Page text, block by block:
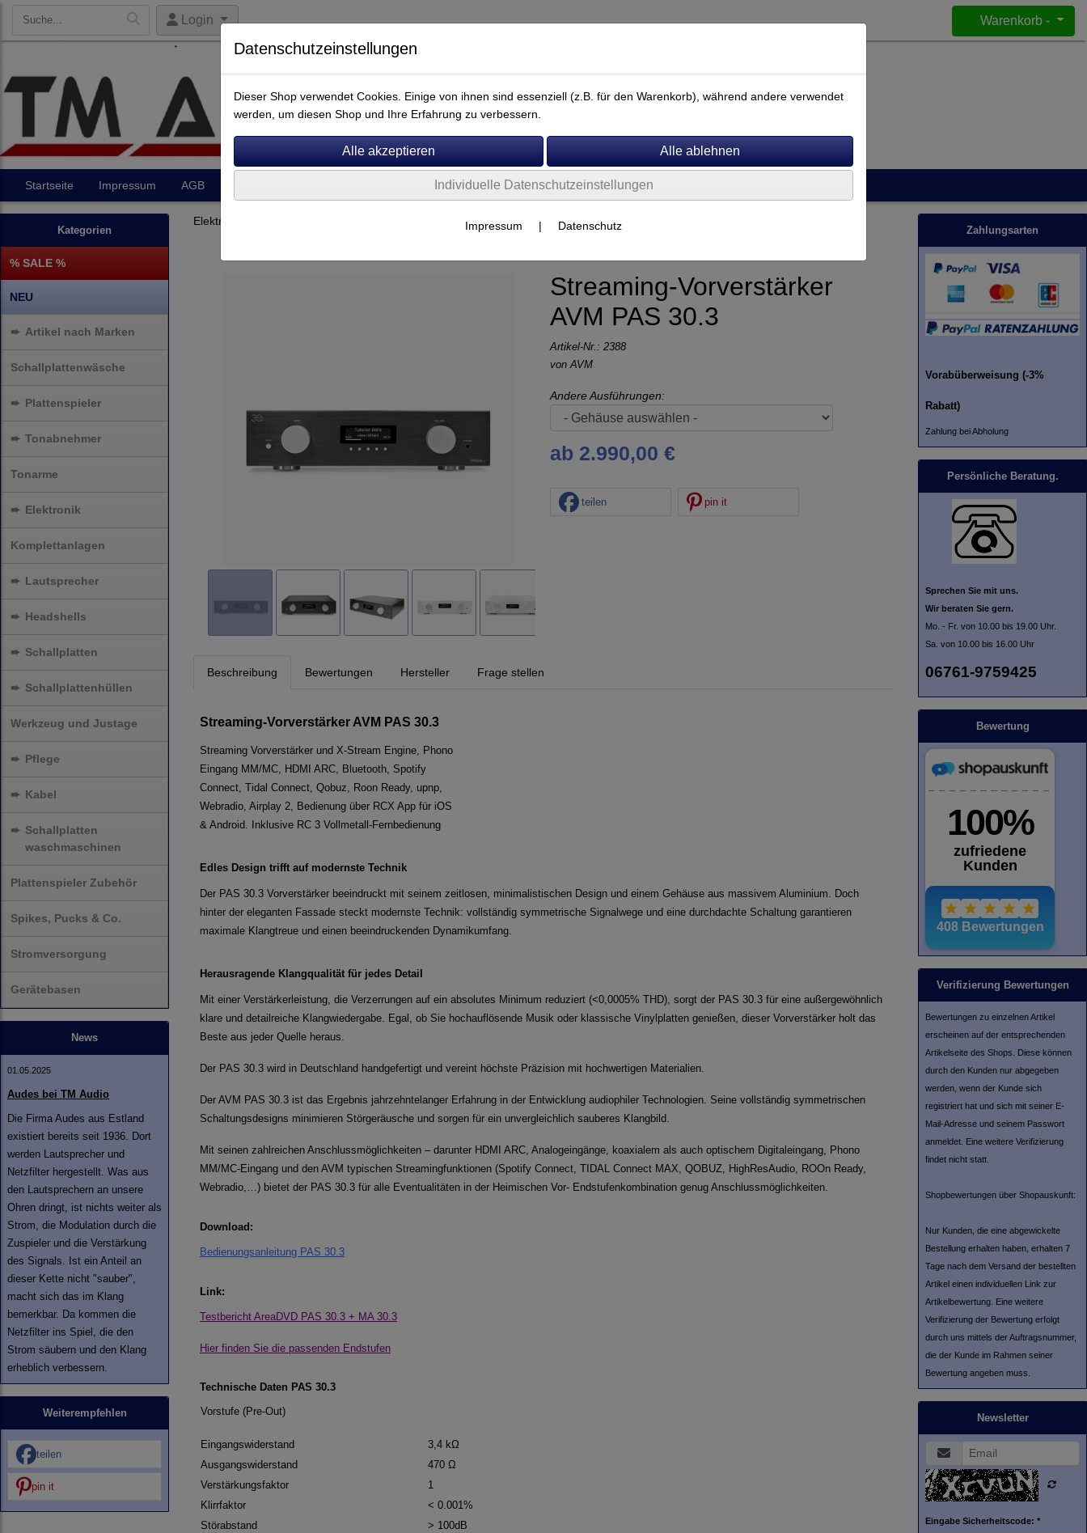
Login Warenkorb -
Startseite Impressum AGB
Kategorien
% SALE %
NEU
➨ Artikel nach Marken
Schallplattenwäsche
➨ Plattenspieler
➨ Tonabnehmer
Tonarme
➨ Elektronik
Komplettanlagen
➨ Lautsprecher
➨ Headshells
➨ Schallplatten
➨ Schallplattenhüllen
Werkzeug und Justage
➨ Pflege
➨ Kabel
➨ Schallplatten
waschmaschinen
Plattenspieler Zubehör
Spikes, Pucks & Co.
Stromversorgung
Gerätebasen
News
01.05.2025
Audes bei TM Audio
Die Firma Audes aus Estland
existiert bereits seit 1936. Dort
werden Lautsprecher und
Netzfilter hergestellt. Was aus
den Lautsprechern an unsere
Ohren dringt, ist nichts weiter als
Strom, die Modulation durch die
Zuspieler und die Verstärkung
des Signals. Ist ein Anteil an
dieser Kette nicht "sauber",
macht sich das im Klang
bemerkbar. Da kommen die
Netzfilter ins Spiel, die den
Strom säubern und den Klang
erheblich verbessern.
Weiterempfehlen
teilen
pin it
Elektronik
Streaming-Vorverstärker
AVM PAS 30.3
Artikel-Nr.: 2388
vonAVM
Andere Ausführungen:
ab 2.990,00 €
teilen pin it
Beschreibung Bewertungen Hersteller Frage stellen
Streaming-Vorverstärker AVM PAS 30.3
Streaming Vorverstärker und X-Stream Engine, Phono
Eingang MM/MC, HDMI ARC, Bluetooth, Spotify
Connect, Tidal Connect, Qobuz, Roon Ready, upnp,
Webradio, Airplay 2, Bedienung über RCX App für iOS
& Android. Inklusive RC 3 Vollmetall-Fernbedienung
Edles Design trifft auf modernste Technik
Der PAS 30.3 Vorverstärker beeindruckt mit seinem zeitlosen, minimalistischen Design und einem Gehäuse aus massivem Aluminium. Doch
hinter der eleganten Fassade steckt modernste Technik: vollständig symmetrische Signalwege und eine durchdachte Schaltung garantieren
maximale Klangtreue und einen beeindruckenden Dynamikumfang.
Herausragende Klangqualität für jedes Detail
Mit einer Verstärkerleistung, die Verzerrungen auf ein absolutes Minimum reduziert (<0,0005% THD), sorgt der PAS 30.3 für eine außergewöhnlich
klare und detailreiche Klangwiedergabe. Egal, ob Sie hochauflösende Musik oder klassische Vinylplatten genießen, dieser Vorverstärker holt das
Beste aus jeder Quelle heraus.
Der PAS 30.3 wird in Deutschland handgefertigt und vereint höchste Präzision mit hochwertigen Materialien.
Der AVM PAS 30.3 ist das Ergebnis jahrzehntelanger Erfahrung in der Entwicklung audiophiler Technologien. Seine vollständig symmetrischen
Schaltungsdesigns minimieren Störgeräusche und sorgen für ein unvergleichlich sauberes Klangbild.
Mit seinen zahlreichen Anschlussmöglichkeiten – darunter HDMI ARC, Analogeingänge, koaxialem als auch optischem Digitaleingang, Phono
MM/MC-Eingang und den AVM typischen Streamingfunktionen (Spotify Connect, TIDAL Connect MAX, QOBUZ, HighResAudio, ROOn Ready,
Webradio,…) bietet der PAS 30.3 für alle Eventualitäten in der Heimischen Vor- Endstufenkombination genug Anschlussmöglichkeiten.
Download:
Bedienungsanleitung PAS 30.3
Link:
Testbericht AreaDVD PAS 30.3 + MA 30.3
Hier finden Sie die passenden Endstufen
Technische Daten PAS 30.3
Vorstufe (Pre-Out)
Eingangswiderstand
3,4 kΩ
Ausgangswiderstand
470 Ω
Verstärkungsfaktor
1
Klirrfaktor
< 0.001%
Störabstand
> 100dB
Zahlungsarten
Vorabüberweisung (-3%
Rabatt)
Zahlung bei Abholung
Persönliche Beratung.
Sprechen Sie mit uns.
Wir beraten Sie gern.
Mo. - Fr. von 10.00 bis 19.00 Uhr.
Sa. von 10.00 bis 16.00 Uhr
06761-9759425
Bewertung
Verifizierung Bewertungen
Bewertungen zu einzelnen Artikel
erscheinen auf der entsprechenden
Artikelseite des Shops. Diese können
durch den Kunden nur abgegeben
werden, wenn der Kunde sich
registriert hat und sich mit seiner E-
Mail-Adresse und seinem Passwort
anmeldet. Eine weitere Verifizierung
findet nicht statt.
Shopbewertungen über Shopauskunft:
Nur Kunden, die eine abgewickelte
Bestellung erhalten haben, erhalten 7
Tage nach dem Versand der bestellten
Artikel einen individuellen Link zur
Artikelbewertung. Eine weitere
Verifizierung der Bewertung erfolgt
durch uns mittels der Auftragsnummer,
die der Kunde im Rahmen seiner
Bewertung angeben muss.
Newsletter
Eingabe Sicherheitscode: *
Datenschutzeinstellungen
Dieser Shop verwendet Cookies. Einige von ihnen sind essenziell (z.B. für den Warenkorb), während andere verwendet
werden, um diesen Shop und Ihre Erfahrung zu verbessern.
Individuelle Datenschutzeinstellungen
Impressum | Datenschutz